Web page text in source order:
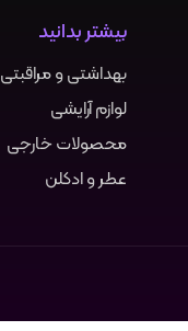
بیشتر بدانید
بهداشتی و مراقبتی
لوازم آرایشی
محصولات خارجی
عطر و ادکلن